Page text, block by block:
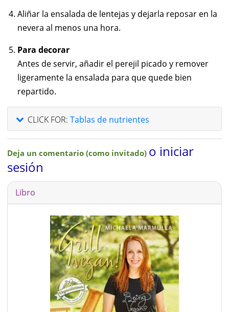
Aliñar la ensalada de lentejas y dejarla reposar en la
nevera al menos una hora.
Para decorar
Antes de servir, añadir el perejil picado y remover
ligeramente la ensalada para que quede bien
repartido.
CLICK FOR: Tablas de nutrientes
Deja un comentario (como invitado) o iniciar
sesión
Libro